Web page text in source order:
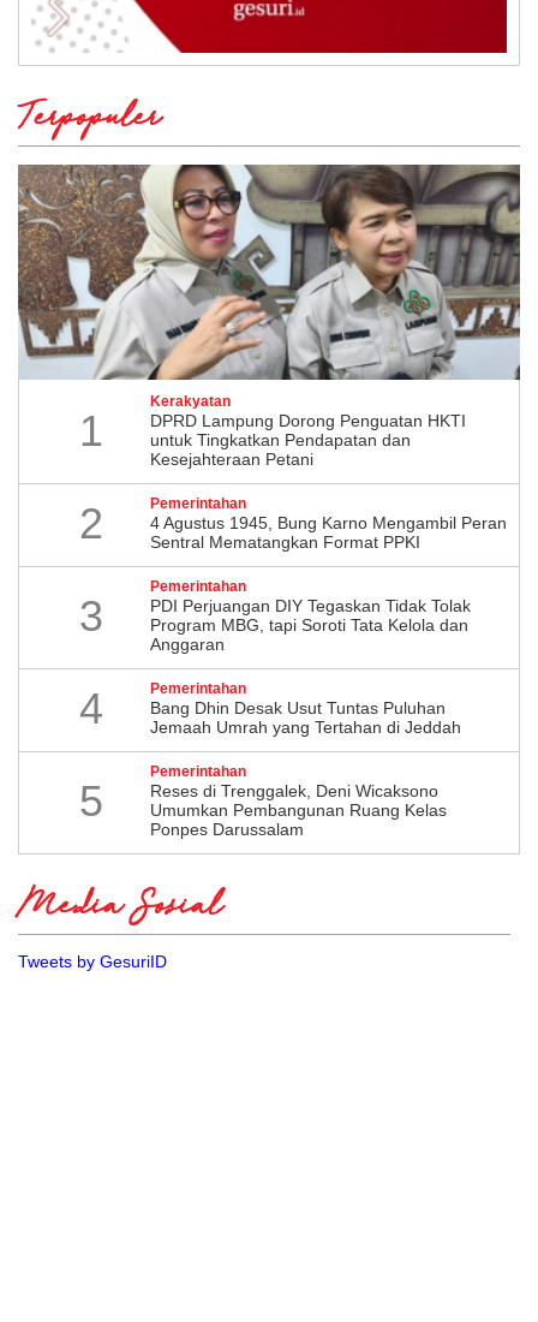
Terpopuler
1
Kerakyatan
DPRD Lampung Dorong Penguatan HKTI
untuk Tingkatkan Pendapatan dan
Kesejahteraan Petani
2 Pemerintahan
4 Agustus 1945, Bung Karno Mengambil Peran
Sentral Mematangkan Format PPKI
3
Pemerintahan
PDI Perjuangan DIY Tegaskan Tidak Tolak
Program MBG, tapi Soroti Tata Kelola dan
Anggaran
4 Pemerintahan
Bang Dhin Desak Usut Tuntas Puluhan
Jemaah Umrah yang Tertahan di Jeddah
5
Pemerintahan
​Reses di Trenggalek, Deni Wicaksono
Umumkan Pembangunan Ruang Kelas
Ponpes Darussalam
Media Sosial
Tweets by GesuriID